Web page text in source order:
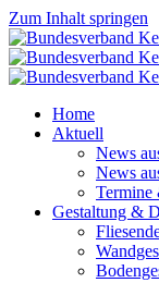
Zum Inhalt springen
Home
Aktuell
News
News
Termine
Gestaltung &